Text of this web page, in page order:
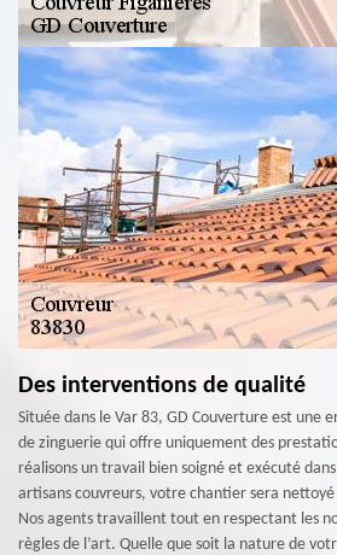
Des interventions de qualité
Située dans le Var 83, GD Couverture est une
de zinguerie qui offre uniquement des
réalisons un travail bien soigné et exécuté
artisans couvreurs, votre chantier sera
Nos agents travaillent tout en respectant les
règles de l’art. Quelle que soit la nature de